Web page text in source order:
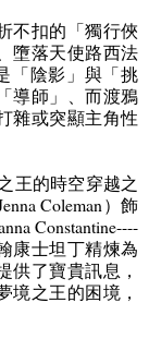
不扣的「獨行俠
墮落天使路西法
「陰影」與「挑
導師」、而渡鴉
雜或突顯主角性
王的時空穿越之
Coleman）飾
Constantine----
康士坦丁精煉為
供了寶貴訊息，
境之王的困境，